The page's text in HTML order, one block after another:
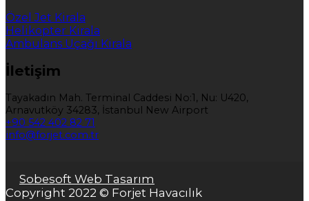
Özel Jet Kirala
Helikopter Kirala
Ambulans Uçağı Kirala
İletişim
Tayakadın Mah. Terminal Caddesi No:1, Nu: U420,
Arnavutköy 34283, İstanbul New Airport
+90 542 402 82 71
info@forjet.com.tr
Sobesoft Web Tasarım
Copyright 2022 © Forjet Havacılık